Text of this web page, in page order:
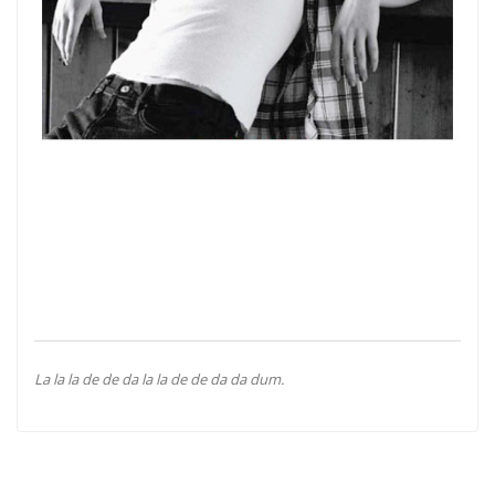
La la la de de da la la de de da da dum.